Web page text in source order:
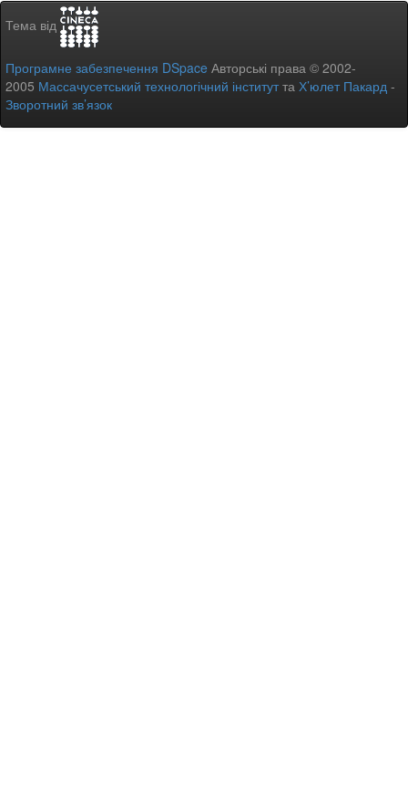
Тема від
Програмне забезпечення DSpace Авторські права © 2002-
2005 Массачусетський технологічний інститутта Х’юлет Пакард -
Зворотний зв’язок